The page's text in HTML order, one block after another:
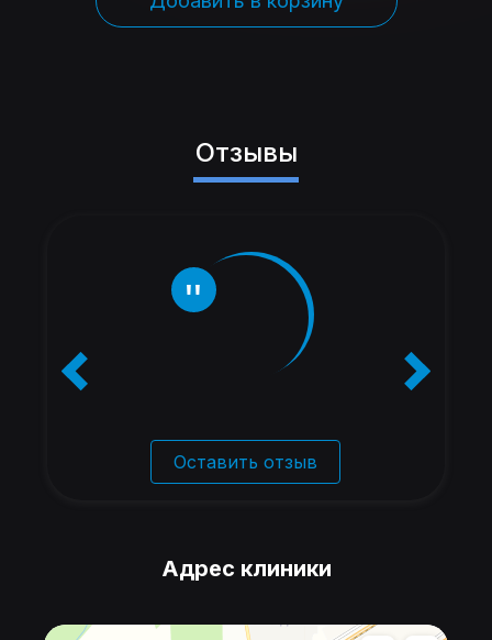
Отзывы
Оставить отзыв
Адрес клиники